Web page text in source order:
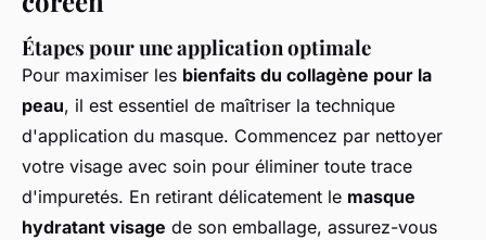
Étapes pour une application optimale
Pour maximiser les bienfaits du collagène pour la
peau, il est essentiel de maîtriser la technique
d'application du masque. Commencez par nettoyer
votre visage avec soin pour éliminer toute trace
d'impuretés. En retirant délicatement le masque
hydratant visage de son emballage, assurez-vous